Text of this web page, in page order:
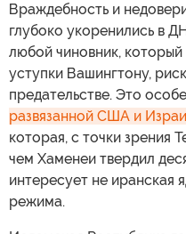
Враждебность и
глубоко укоренились в
любой чиновник,
уступки Вашингтону,
предательстве. Это
развязанной США и
которая, с точки зрения
чем Хаменеи твердил
интересует не иранская
режима.